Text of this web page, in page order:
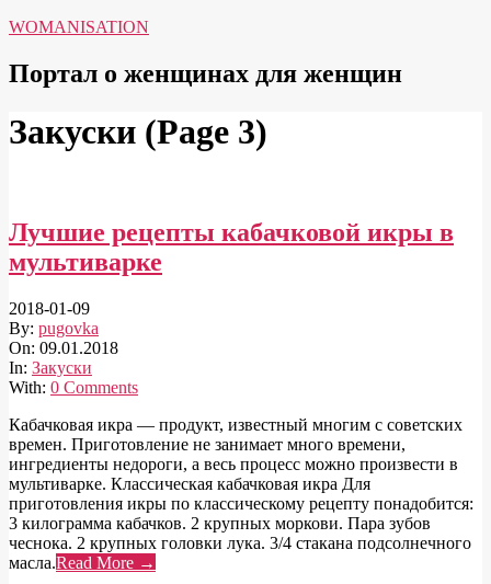
WOMANISATION
Портал о женщинах для женщин
Закуски (Page 3)
Лучшие рецепты кабачковой икры в
мультиварке
2018-01-09
By: pugovka
On: 09.01.2018
In: Закуски
With: 0 Comments
Кабачковая икра — продукт, известный многим с советских
времен. Приготовление не занимает много времени,
ингредиенты недороги, а весь процесс можно произвести в
мультиварке. Классическая кабачковая икра Для
приготовления икры по классическому рецепту понадобится:
3 килограмма кабачков. 2 крупных моркови. Пара зубов
чеснока. 2 крупных головки лука. 3/4 стакана подсолнечного
масла.Read More →